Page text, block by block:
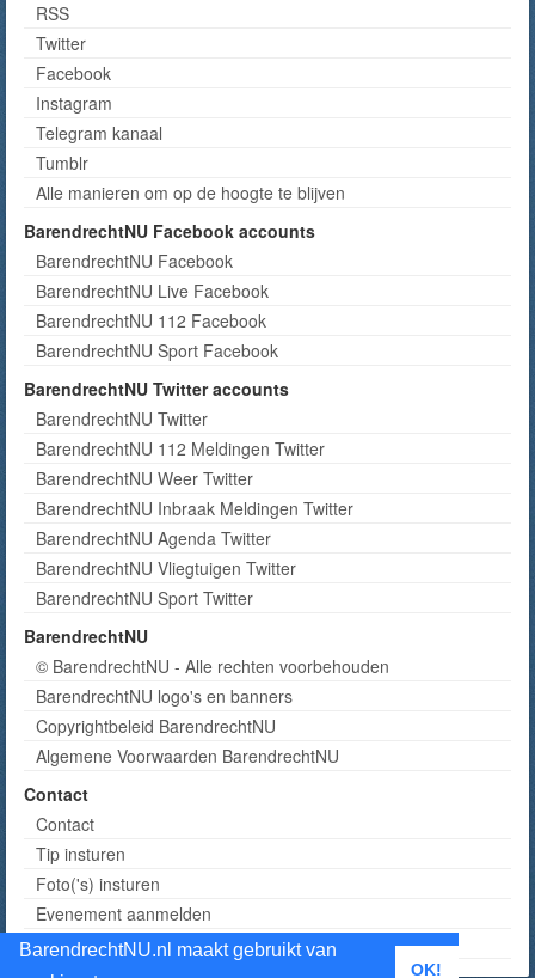
BarendrechtNU.nl maakt gebruikt van
OK!
RSS
Twitter
Facebook
Instagram
Telegram kanaal
Tumblr
Alle manieren om op de hoogte te blijven
BarendrechtNU Facebook accounts
BarendrechtNU Facebook
BarendrechtNU Live Facebook
BarendrechtNU 112 Facebook
BarendrechtNU Sport Facebook
BarendrechtNU Twitter accounts
BarendrechtNU Twitter
BarendrechtNU 112 Meldingen Twitter
BarendrechtNU Weer Twitter
BarendrechtNU Inbraak Meldingen Twitter
BarendrechtNU Agenda Twitter
BarendrechtNU Vliegtuigen Twitter
BarendrechtNU Sport Twitter
BarendrechtNU
© BarendrechtNU - Alle rechten voorbehouden
BarendrechtNU logo's en banners
Copyrightbeleid BarendrechtNU
Algemene Voorwaarden BarendrechtNU
Contact
Contact
Tip insturen
Foto('s) insturen
Evenement aanmelden
Informatie aanvragen adverteren